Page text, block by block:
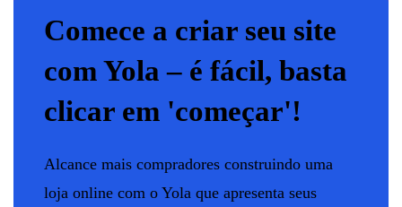
Comece a criar seu site
com Yola – é fácil, basta
clicar em 'começar'!
Alcance mais compradores construindo uma
loja online com o Yola que apresenta seus